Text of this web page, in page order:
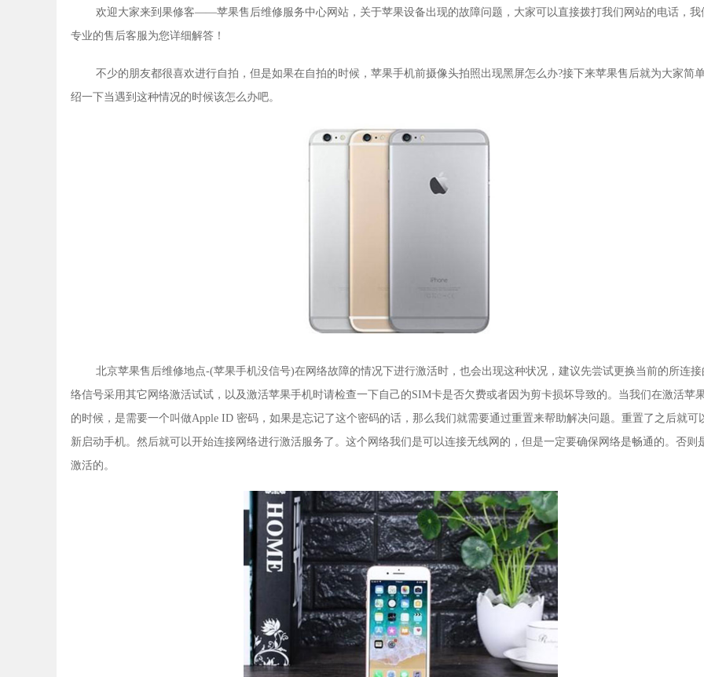
欢迎大家来到果修客——苹果售后维修服务中心网站，关于苹果设备出现的故障问题，大家可以直接拨打我们网站的电话，我
专业的售后客服为您详细解答！
不少的朋友都很喜欢进行自拍，但是如果在自拍的时候，苹果手机前摄像头拍照出现黑屏怎么办?接下来苹果售后就为大家简
绍一下当遇到这种情况的时候该怎么办吧。
北京苹果售后维修地点-(苹果手机没信号)在网络故障的情况下进行激活时，也会出现这种状况，建议先尝试更换当前的所连接
络信号采用其它网络激活试试，以及激活苹果手机时请检查一下自己的SIM卡是否欠费或者因为剪卡损坏导致的。当我们在激活苹
的时候，是需要一个叫做Apple ID 密码，如果是忘记了这个密码的话，那么我们就需要通过重置来帮助解决问题。重置了之后就可
新启动手机。然后就可以开始连接网络进行激活服务了。这个网络我们是可以连接无线网的，但是一定要确保网络是畅通的。否则
激活的。